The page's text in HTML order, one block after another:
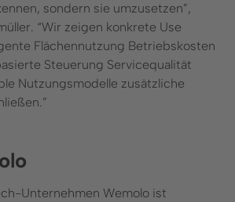
sondern sie umzusetzen”,
“Wir zeigen konkrete Use
Flächennutzung Betriebskosten
Steuerung Servicequalität
Nutzungsmodelle zusätzliche
Unternehmen Wemolo ist